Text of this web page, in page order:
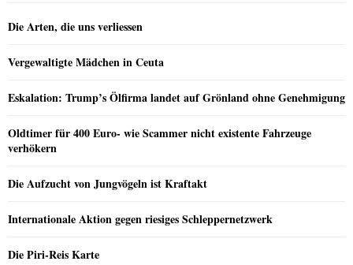
Die Arten, die uns verliessen
Vergewaltigte Mädchen in Ceuta
Eskalation: Trump’s Ölfirma landet auf Grönland ohne Genehmigung
Oldtimer für 400 Euro- wie Scammer nicht existente Fahrzeuge
verhökern
Die Aufzucht von Jungvögeln ist Kraftakt
Internationale Aktion gegen riesiges Schleppernetzwerk
Die Piri-Reis Karte